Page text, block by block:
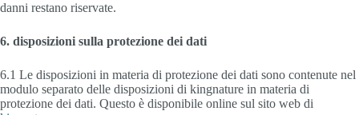
danni restano riservate.
6. disposizioni sulla protezione dei dati
6.1 Le disposizioni in materia di protezione dei dati sono contenute nel
modulo separato delle disposizioni di kingnature in materia di
protezione dei dati. Questo è disponibile online sul sito web di